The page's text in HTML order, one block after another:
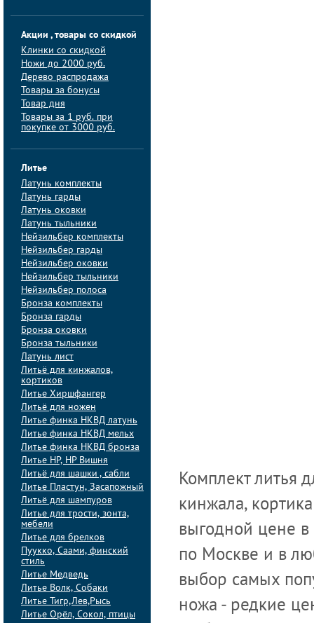
Акции , товары со скидкой
Клинки со скидкой
Ножи до 2000 руб.
Дерево распродажа
Товары за бонусы
Товар дня
Товары за 1 руб. при
покупке от 3000 руб.
Литье
Латунь комплекты
Латунь гарды
Латунь оковки
Латунь тыльники
Нейзильбер комплекты
Нейзильбер гарды
Нейзильбер оковки
Нейзильбер тыльники
Нейзильбер полоса
Бронза комплекты
Бронза гарды
Бронза оковки
Бронза тыльники
Латунь лист
Литьё для кинжалов,
кортиков
Литье Хиршфангер
Литьё для ножен
Литье финка НКВД латунь
Литье финка НКВД мельх
Литье финка НКВД бронза
Литье НР, НР Вишня
Литьё для шашки , сабли
Литье Пластун, Засапожный
Литьё для шампуров
Литье для трости, зонта,
мебели
Литье для брелков
Пуукко, Саами, финский
стиль
Литье Медведь
Литье Волк, Собаки
Литье Тигр,Лев,Рысь
Литье Орёл, Сокол, птицы
Комплект литья
кинжала,
выгодной цене в
по Москве и в
выбор самых
ножа - редкие